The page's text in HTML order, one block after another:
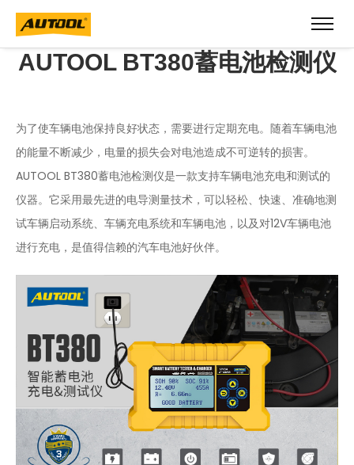
AUTOOL BT380蓄电池检测仪
为了使车辆电池保持良好状态，需要进行定期充电。随着车辆电池
的能量不断减少，电量的损失会对电池造成不可逆转的损害。
AUTOOL BT380蓄电池检测仪是一款支持车辆电池充电和测试的
仪器。它采用最先进的电导测量技术，可以轻松、快速、准确地测
试车辆启动系统、车辆充电系统和车辆电池，以及对12V车辆电池
进行充电，是值得信赖的汽车电池好伙伴。